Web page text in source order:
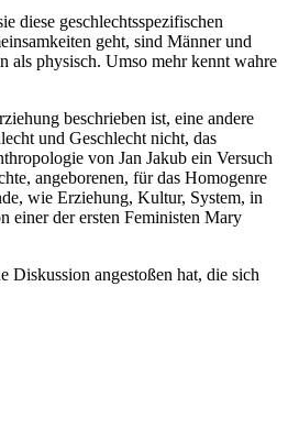
diese geschlechtsspezifischen
geht, sind Männer und
als physisch. Umso mehr kennt wahre
beschrieben ist, eine andere
und Geschlecht nicht, das
von Jan Jakub ein Versuch
angeborenen, für das Homogenre
wie Erziehung, Kultur, System, in
einer der ersten Feministen Mary
Diskussion angestoßen hat, die sich